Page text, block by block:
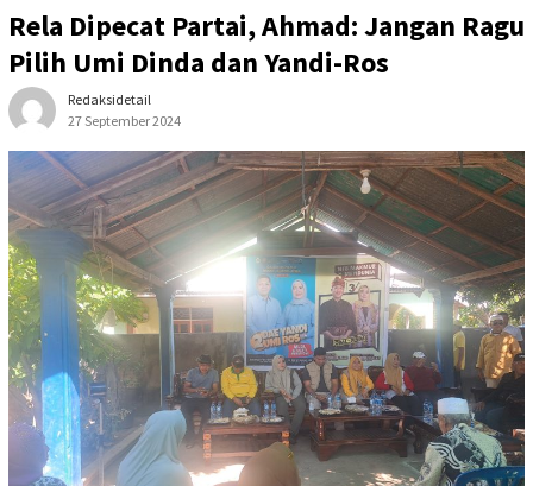
Rela Dipecat Partai, Ahmad: Jangan Ragu
Pilih Umi Dinda dan Yandi-Ros
Redaksidetail
27 September 2024